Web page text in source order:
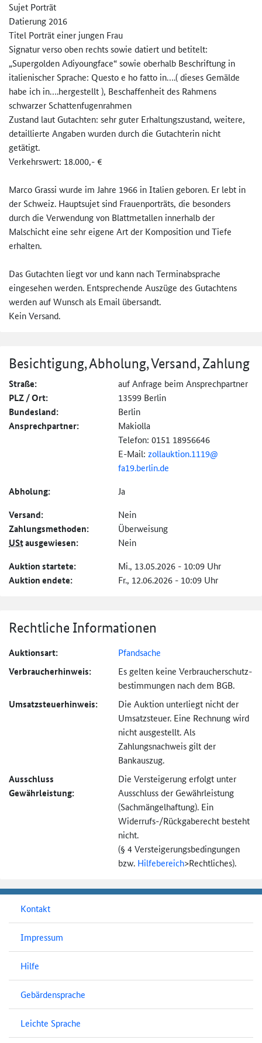
Sujet Porträt
Datierung 2016
Titel Porträt einer jungen Frau
Signatur verso oben rechts sowie datiert und betitelt:
„Supergolden Adiyoungface“ sowie oberhalb Beschriftung in
italienischer Sprache: Questo e ho fatto in….( dieses Gemälde
habe ich in….hergestellt ), Beschaffenheit des Rahmens
schwarzer Schattenfugenrahmen
Zustand laut Gutachten: sehr guter Erhaltungszustand, weitere,
detaillierte Angaben wurden durch die Gutachterin nicht
getätigt.
Verkehrswert: 18.000,- €
Marco Grassi wurde im Jahre 1966 in Italien geboren. Er lebt in
der Schweiz. Hauptsujet sind Frauenporträts, die besonders
durch die Verwendung von Blattmetallen innerhalb der
Malschicht eine sehr eigene Art der Komposition und Tiefe
erhalten.
Das Gutachten liegt vor und kann nach Terminabsprache
eingesehen werden. Entsprechende Auszüge des Gutachtens
werden auf Wunsch als Email übersandt.
Kein Versand.
Besichtigung, Abholung, Versand, Zahlung
Straße: auf Anfrage beim Ansprechpartner
PLZ / Ort: 13599 Berlin
Bundesland: Berlin
Ansprechpartner:
Makiolla
Telefon: 0151 18956646
E-Mail: zollauktion.1119@
fa19.berlin.de
Abholung: Ja
Versand: Nein
Zahlungs­methoden: Überweisung
UStausgewiesen: Nein
Auktion startete: Mi., 13.05.2026 - 10:09 Uhr
Auktion endete: Fr., 12.06.2026 - 10:09 Uhr
Rechtliche Informationen
Auktionsart: Pfandsache
Verbraucher­hinweis:
Es gelten keine Verbraucher­schutz­
bestimmungen nach dem BGB.
Umsatzsteuer­hinweis:
Die Auktion unterliegt nicht der
Umsatzsteuer. Eine Rechnung wird
nicht ausgestellt. Als
Zahlungsnachweis gilt der
Bankauszug.
Ausschluss
Gewährleistung:
Die Versteigerung erfolgt unter
Ausschluss der Gewährleistung
(Sachmängel­haftung). Ein
Widerrufs-/Rückgaberecht besteht
nicht.
(§ 4 Versteigerungs­bedingungen
bzw. Hilfebereich>Rechtliches).
Kontakt
Impressum
Hilfe
Gebärdensprache
Leichte Sprache